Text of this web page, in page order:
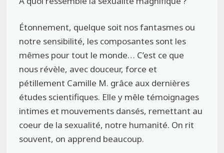
Étonnement, quelque soit nos fantasmes ou
notre sensibilité, les composantes sont les
mêmes pour tout le monde… C’est ce que
nous révèle, avec douceur, force et
pétillement Camille M. grâce aux dernières
études scientifiques. Elle y mêle témoignages
intimes et mouvements dansés, remettant au
coeur de la sexualité, notre humanité. On rit
souvent, on apprend beaucoup.‌